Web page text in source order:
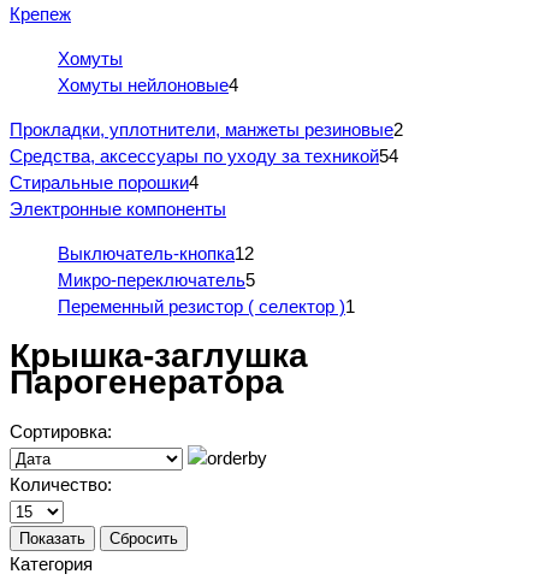
Крепеж
Хомуты
Хомуты нейлоновые4
Прокладки, уплотнители, манжеты резиновые2
Средства, аксессуары по уходу за техникой54
Стиральные порошки4
Электронные компоненты
Выключатель-кнопка12
Микро-переключатель5
Переменный резистор ( селектор )1
Крышка-заглушка
Парогенератора
Сортировка:
Количество:
Показать Сбросить
Категория